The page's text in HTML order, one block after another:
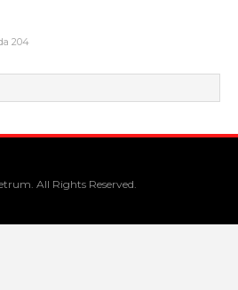
204
All Rights Reserved.